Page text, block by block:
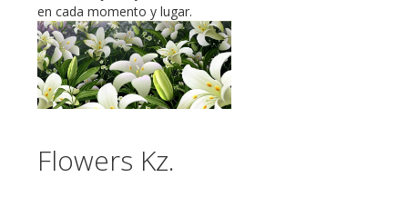
en cada momento y lugar.
Flowers Kz.